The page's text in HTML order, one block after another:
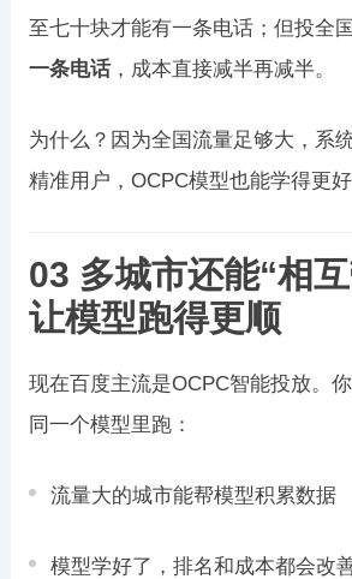
至七十块才能有一条电话；但投全国
一条电话，成本直接减半再减半。
为什么？因为全国流量足够大，系
精准用户，OCPC模型也能学得更好
03 多城市还能“相互
让模型跑得更顺
现在百度主流是OCPC智能投放。
同一个模型里跑：
流量大的城市能帮模型积累数据
模型学好了，排名和成本都会改